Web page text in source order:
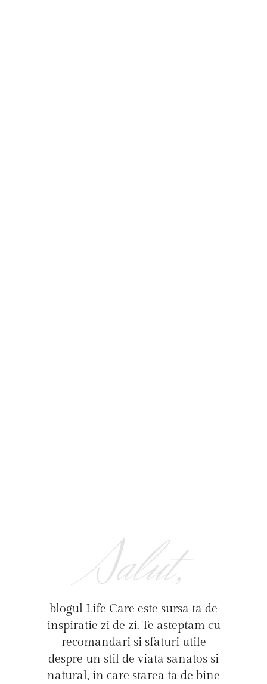
Salut,
blogul Life Care este sursa ta de
inspiratie zi de zi. Te asteptam cu
recomandari si sfaturi utile
despre un stil de viata sanatos si
natural, in care starea ta de bine